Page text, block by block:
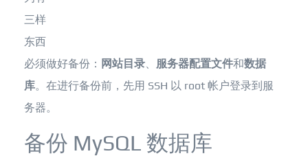
三样
东西
必须做好备份： 网站目录、 服务器配置文件和数据
库。在进行备份前，先用 SSH 以 root 帐户登录到服
务器。
备份 MySQL 数据库